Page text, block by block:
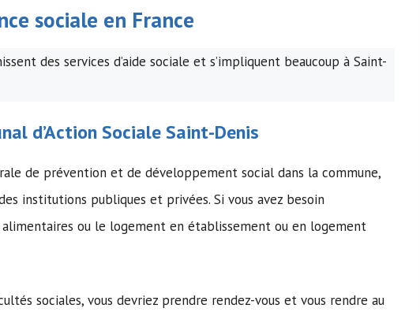
sociale en France
des services d’aide sociale et s’impliquent beaucoup à Saint-
d’Action SocialeSaint-Denis
de prévention et de développement social dans la commune,
institutions publiques et privées. Si vous avez besoin
ou le logement en établissement ou en logement
sociales, vous devriez prendre rendez-vous et vous rendre au